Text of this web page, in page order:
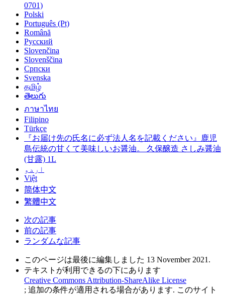
0701)
Polski
Português (Pt)
Română
Русский
Slovenčina
Slovenščina
Српски
Svenska
தமிழ்
తెలుగు
ภาษาไทย
Filipino
Türkçe
『お届け先の氏名に必ず法人名を記載ください』鹿児
島伝統の甘くて美味しいお醤油。 久保醸造 さしみ醤油
(甘露) 1L
اردو
Việt
简体中文
繁體中文
次の記事
前の記事
ランダムな記事
このページは最後に編集しました 13 November 2021.
テキストが利用できるの下にあります
Creative Commons Attribution-ShareAlike License
; 追加の条件が適用される場合があります. このサイト